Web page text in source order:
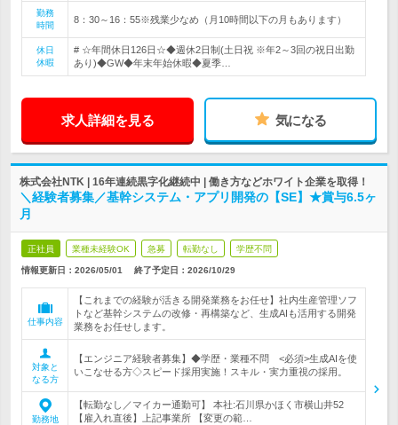
勤務
時間
8：30～16：55※残業少なめ（月10時間以下の月もあります）
休日
休暇
# ☆年間休日126日☆◆週休2日制(土日祝 ※年2～3回の祝日出勤
あり)◆GW◆年末年始休暇◆夏季…
求人詳細を見る 気になる
株式会社NTK | 16年連続黒字化継続中 | 働き方などホワイト企業を取得！
＼経験者募集／基幹システム・アプリ開発の【SE】★賞与6.5ヶ
月
正社員 業種未経験OK 急募 転勤なし 学歴不問
情報更新日：2026/05/01 終了予定日： 2026/10/29
仕事内容
【これまでの経験が活きる開発業務をお任せ】社内生産管理ソフ
トなど基幹システムの改修・再構築など、生成AIも活用する開発
業務をお任せします。
対象と
なる方
【エンジニア経験者募集】◆学歴・業種不問 <必須>生成AIを使
いこなせる方◇スピード採用実施！スキル・実力重視の採用。
勤務地
【転勤なし／マイカー通勤可】 本社:石川県かほく市横山井52
【雇入れ直後】上記事業所 【変更の範…